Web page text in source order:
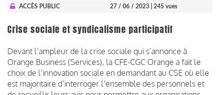
ACCÈS PUBLIC 27 / 06 / 2023 | 245 vues
Crise sociale et syndicalisme participatif
Devant l’ampleur de la crise sociale qui s’annonce à
Orange Business (Services), la CFE-CGC Orange a fait le
choix de l’innovation sociale en demandant au CSE où elle
est majoritaire d’interroger l’ensemble des personnels et